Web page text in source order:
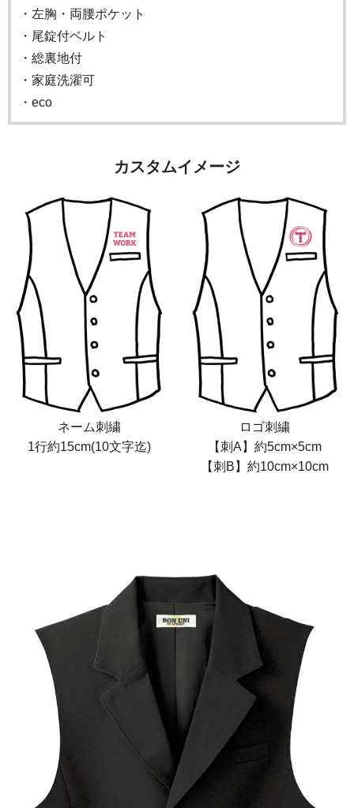
・左胸・両腰ポケット
・尾錠付ベルト
・総裏地付
・家庭洗濯可
・eco
カスタムイメージ
ネーム刺繍
1行約15cm(10文字迄)
ロゴ刺繍
【刺A】約5cm×5cm
【刺B】約10cm×10cm